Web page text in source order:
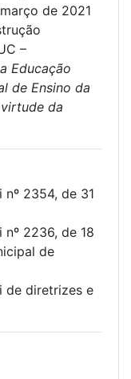
de 2021
–
Educação
de Ensino da
da
nº 2354, de 31
nº 2236, de 18
de
de diretrizes e